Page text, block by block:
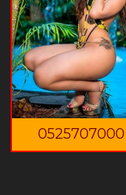
0525707000